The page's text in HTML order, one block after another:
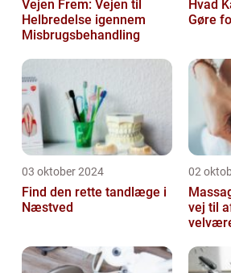
Vejen Frem: Vejen til
Helbredelse igennem
Misbrugsbehandling
Hvad
Gøre
03 oktober 2024
Find den rette tandlæge i
Næstved
02
vej til